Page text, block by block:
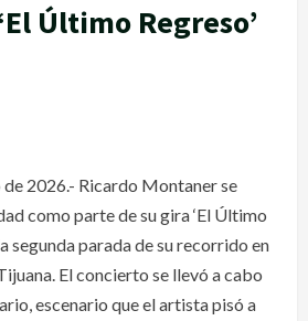
Último Regreso’
de 2026.- Ricardo Montaner se
como parte de su gira ‘El Último
segunda parada de su recorrido en
El concierto se llevó a cabo
escenario que el artista pisó a